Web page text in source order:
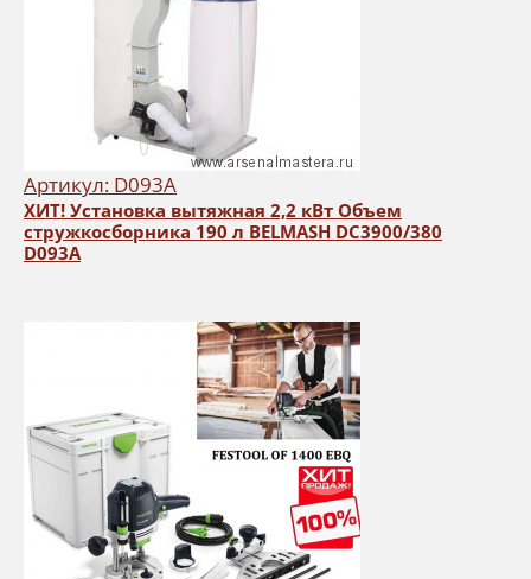
Артикул: D093A
ХИТ! Установка вытяжная 2,2 кВт Объем
стружкосборника 190 л BELMASH DC3900/380
D093A